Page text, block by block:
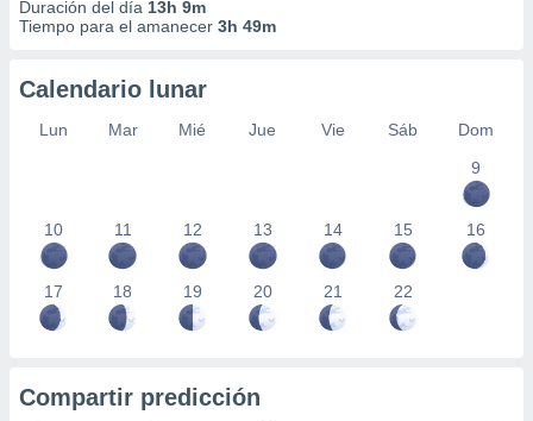
Duración del día 13h 9m
Tiempo para el amanecer 3h 49m
Calendario lunar
Lun Mar Mié Jue Vie Sáb
Dom
9
10 11 12 13 14 15 16
17 18 19 20 21 22
Compartir predicción